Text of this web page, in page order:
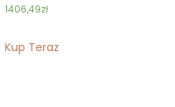
1406,49zł
Kup Teraz